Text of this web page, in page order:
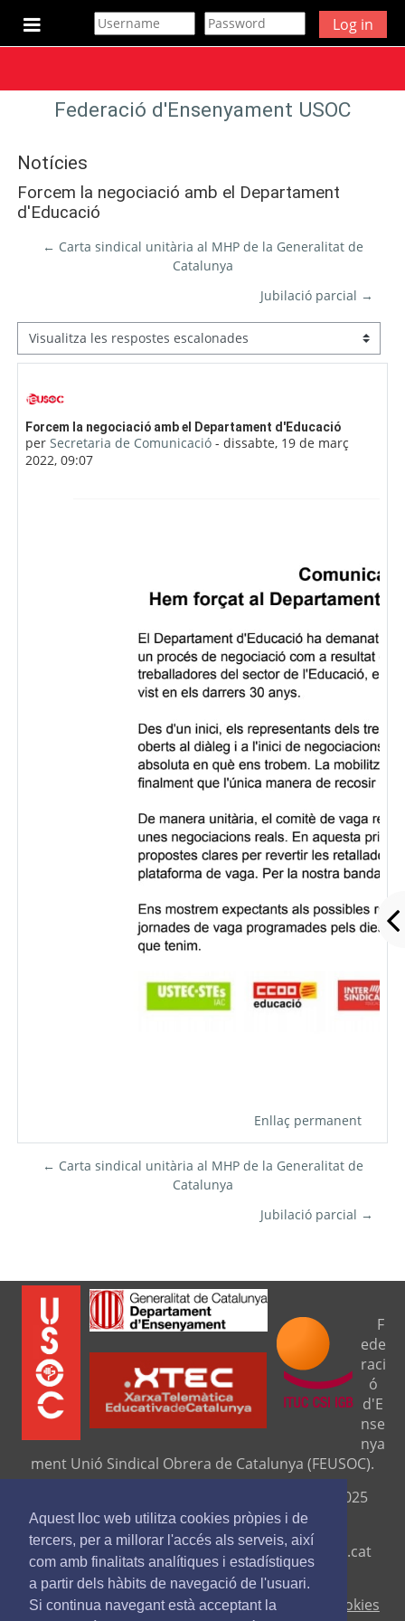
Aquest lloc web utilitza cookies pròpies i de
tercers, per a millorar l'accés als serveis, així
com amb finalitats analítiques i estadístiques
a partir dels hàbits de navegació de l'usuari.
Si continua navegant està acceptant la
Ves al contingut principal
Panell lateral
Log in
Federació d'Ensenyament USOC
Notícies
Forcem la negociació amb el Departament
d'Educació
← Carta sindical unitària al MHP de la Generalitat de
Catalunya
Jubilació parcial →
Mode de visualització
Forcem la negociació amb el Departament d'Educació
perSecretaria de Comunicació -dissabte, 19 de març
2022, 09:07
Nombre de respostes: 0
Enllaç permanent
← Carta sindical unitària al MHP de la Generalitat de
Catalunya
Jubilació parcial →
F
ede
raci
ó
d'E
nse
nya
ment Unió Sindical Obrera de Catalunya (FEUSOC).
Seu central: C/ Travessera de Gràcia, 276 (08025
Barcelona).
Telf. 93 329 8111. Fax. 9329 84 16www.feusoc.cat
feusoc@feusoc.cat
Avís legal- Política de privacitat- Política de cookies